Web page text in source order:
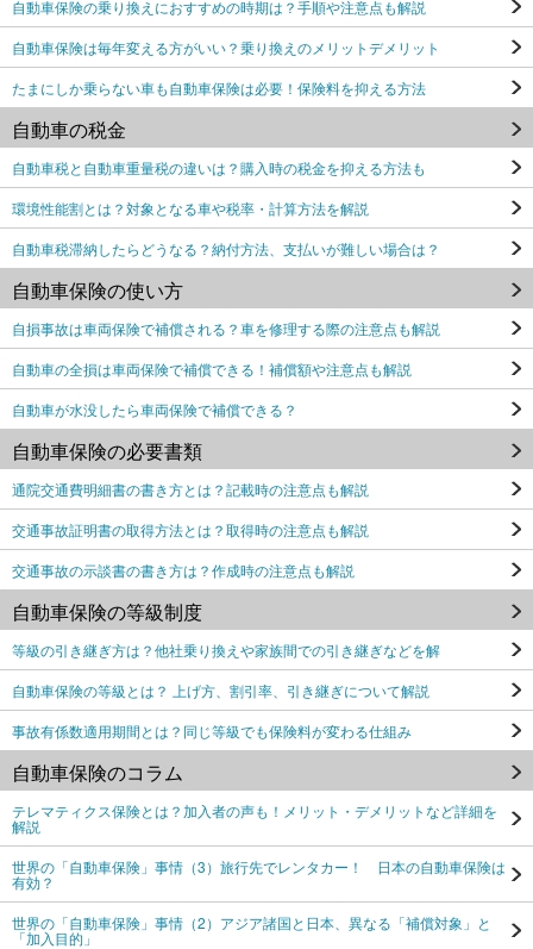
自動車保険の乗り換えにおすすめの時期は？手順や注意点も解説
自動車保険は毎年変える方がいい？乗り換えのメリットデメリット
たまにしか乗らない車も自動車保険は必要！保険料を抑える方法
自動車の税金
自動車税と自動車重量税の違いは？購入時の税金を抑える方法も
環境性能割とは？対象となる車や税率・計算方法を解説
自動車税滞納したらどうなる？納付方法、支払いが難しい場合は？
自動車保険の使い方
自損事故は車両保険で補償される？車を修理する際の注意点も解説
自動車の全損は車両保険で補償できる！補償額や注意点も解説
自動車が水没したら車両保険で補償できる？
自動車保険の必要書類
通院交通費明細書の書き方とは？記載時の注意点も解説
交通事故証明書の取得方法とは？取得時の注意点も解説
交通事故の示談書の書き方は？作成時の注意点も解説
自動車保険の等級制度
等級の引き継ぎ方は？他社乗り換えや家族間での引き継ぎなどを解
自動車保険の等級とは？ 上げ方、割引率、引き継ぎについて解説
事故有係数適用期間とは？同じ等級でも保険料が変わる仕組み
自動車保険のコラム
テレマティクス保険とは？加入者の声も！メリット・デメリットなど詳細を
解説
世界の「自動車保険」事情（3）旅行先でレンタカー！ 日本の自動車保険は
有効？
世界の「自動車保険」事情（2）アジア諸国と日本、異なる「補償対象」と
「加入目的」